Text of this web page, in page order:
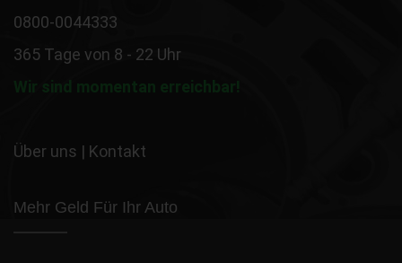
0800-0044333
365 Tage von 8 - 22 Uhr
Wir sind momentan erreichbar!
Über uns | Kontakt
Mehr Geld Für Ihr Auto